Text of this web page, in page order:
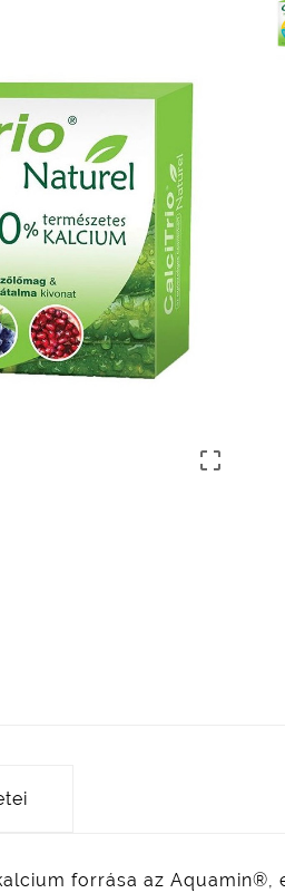

forrása az